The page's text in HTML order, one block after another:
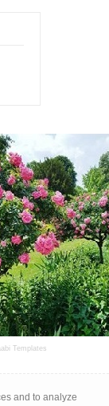
Templates
and to analyze